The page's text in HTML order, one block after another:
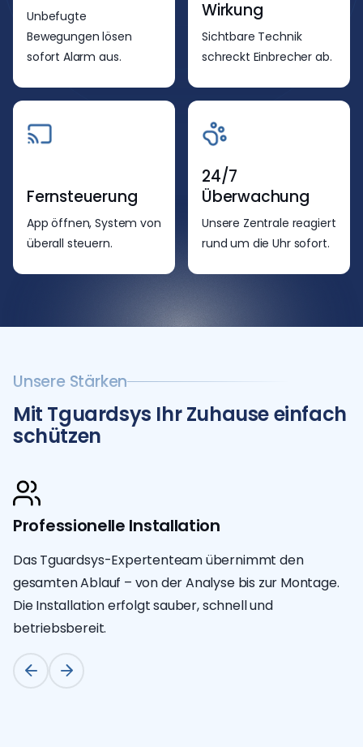
Unbefugte
Bewegungen lösen
sofort Alarm aus.
Wirkung
Sichtbare Technik
schreckt Einbrecher ab.
Fernsteuerung
App öffnen, System von
überall steuern.
24/7
Überwachung
Unsere Zentrale reagiert
rund um die Uhr sofort.
Unsere Stärken
Mit Tguardsys Ihr Zuhause einfach
schützen
Professionelle Installation
Das Tguardsys-Expertenteam übernimmt den
gesamten Ablauf – von der Analyse bis zur Montage.
Die Installation erfolgt sauber, schnell und
betriebsbereit.